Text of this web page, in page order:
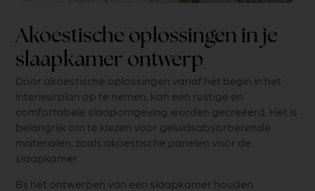
Akoestische oplossingen in je
slaapkamer ontwerp
Door akoestische oplossingen vanaf het begin in het
interieurplan op te nemen, kan een rustige en
comfortabele slaapomgeving worden gecreëerd. Het is
belangrijk om te kiezen voor geluidsabsorberende
materialen, zoals akoestische panelen voor de
slaapkamer.
Bij het ontwerpen van een slaapkamer houden